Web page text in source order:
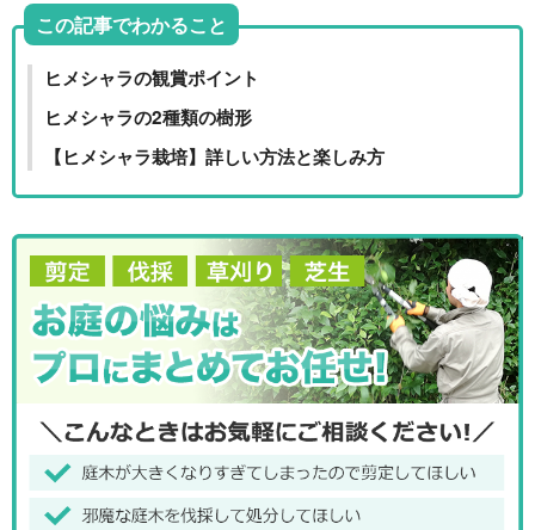
この記事でわかること
ヒメシャラの観賞ポイント
ヒメシャラの2種類の樹形
【ヒメシャラ栽培】詳しい方法と楽しみ方